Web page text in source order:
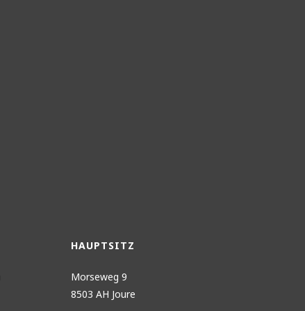
HAUPTSITZ
Morseweg 9
8503 AH Joure